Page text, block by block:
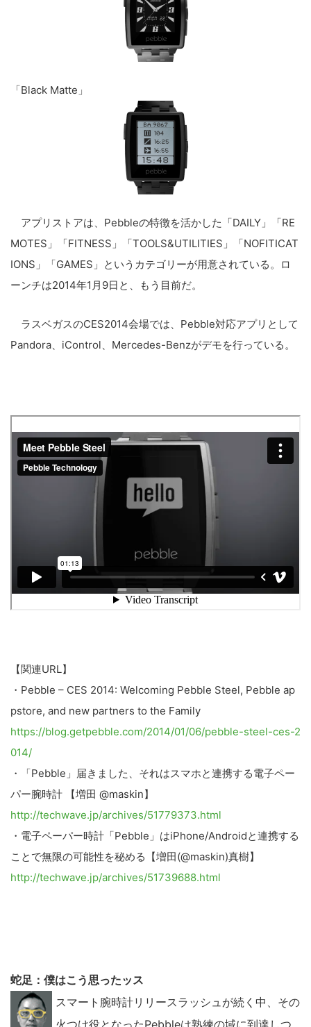
「Black Matte」
アプリストアは、Pebbleの特徴を活かした「DAILY」「RE
MOTES」「FITNESS」「TOOLS&UTILITIES」「NOFITICAT
IONS」「GAMES」というカテゴリーが用意されている。ロ
ーンチは2014年1月9日と、もう目前だ。
ラスベガスのCES2014会場では、Pebble対応アプリとして
Pandora、iControl、Mercedes-Benzがデモを行っている。
【関連URL】
・Pebble – CES 2014: Welcoming Pebble Steel, Pebble ap
pstore, and new partners to the Family
https://blog.getpebble.com/2014/01/06/pebble-steel-ces-2
014/
・「Pebble」届きました、それはスマホと連携する電子ペー
パー腕時計 【増田 @maskin】
http://techwave.jp/archives/51779373.html
・電子ペーパー時計「Pebble」はiPhone/Androidと連携する
ことで無限の可能性を秘める【増田(@maskin)真樹】
http://techwave.jp/archives/51739688.html
蛇足：僕はこう思ったッス
スマート腕時計リリースラッシュが続く中、その
火つけ役となったPebbleは熟練の域に到達しつ